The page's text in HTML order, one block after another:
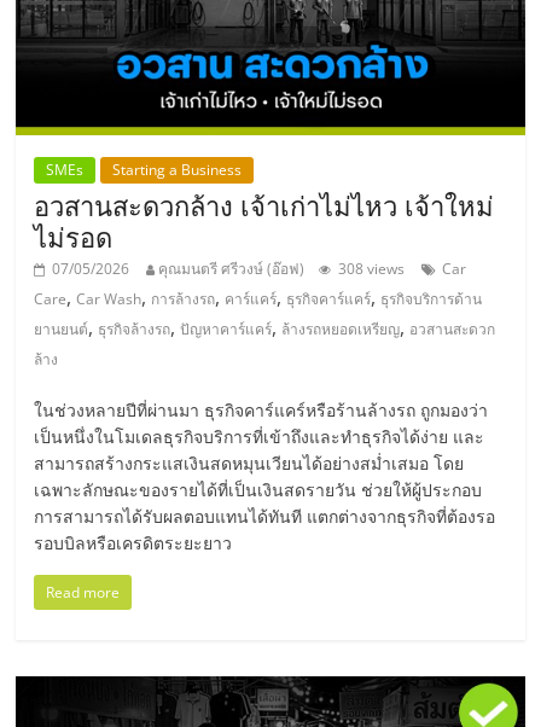
ที่
ปรึกษา
แฟ
รน
ไชส์,
รวม
แฟ
รน
ไชส์
ขาย
SMEs Starting a Business
อวสานสะดวกล้าง เจ้าเก่าไม่ไหว เจ้าใหม่
ไม่รอด
07/05/2026 คุณมนตรี ศรีวงษ์ (อ๊อฟ) 308 views
Car
Care,Car Wash, การล้างรถ, คาร์แคร์, ธุรกิจคาร์แคร์, ธุรกิจบริการด้าน
ยานยนต์, ธุรกิจล้างรถ,ปัญหาคาร์แคร์, ล้างรถหยอดเหรียญ, อวสานสะดวก
ล้าง
ในช่วงหลายปีที่ผ่านมา ธุรกิจคาร์แคร์หรือร้านล้างรถ ถูกมองว่า
เป็นหนึ่งในโมเดลธุรกิจบริการที่เข้าถึงและทำธุรกิจได้ง่าย และ
สามารถสร้างกระแสเงินสดหมุนเวียนได้อย่างสม่ำเสมอ โดย
เฉพาะลักษณะของรายได้ที่เป็นเงินสดรายวัน ช่วยให้ผู้ประกอบ
การสามารถได้รับผลตอบแทนได้ทันที แตกต่างจากธุรกิจที่ต้องรอ
รอบบิลหรือเครดิตระยะยาว
Read more